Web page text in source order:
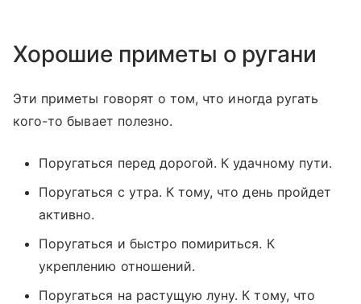
Хорошие приметы о ругани
Эти приметы говорят о том, что иногда ругать
кого-то бывает полезно.
Поругаться перед дорогой. К удачному пути.
Поругаться с утра. К тому, что день пройдет
активно.
Поругаться и быстро помириться. К
укреплению отношений.
Поругаться на растущую луну. К тому, что